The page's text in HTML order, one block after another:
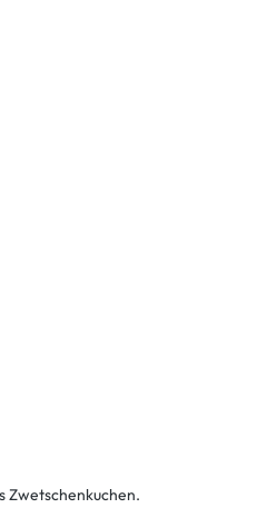
Zwetschenkuchen.